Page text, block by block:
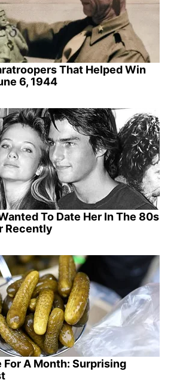
That Helped Win
6, 1944
To Date Her In The 80s
Recently
For A Month: Surprising